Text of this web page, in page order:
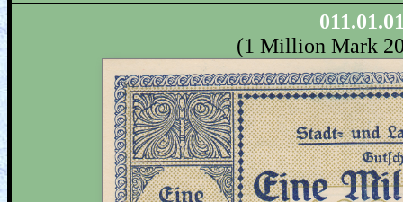
(1 Million Mark